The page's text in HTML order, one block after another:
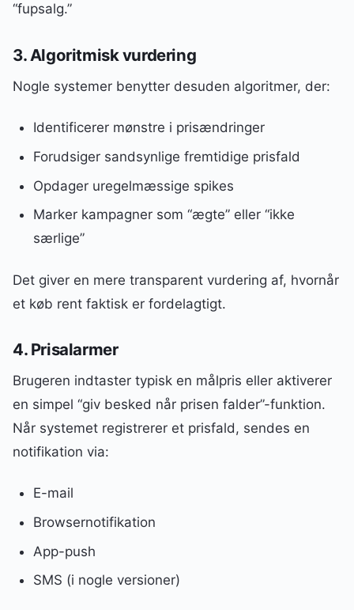
“fupsalg.”
3. Algoritmisk vurdering
Nogle systemer benytter desuden algoritmer, der:
Identificerer mønstre i prisændringer
Forudsiger sandsynlige fremtidige prisfald
Opdager uregelmæssige spikes
Marker kampagner som “ægte” eller “ikke
særlige”
Det giver en mere transparent vurdering af, hvornår
et køb rent faktisk er fordelagtigt.
4. Prisalarmer
Brugeren indtaster typisk en målpris eller aktiverer
en simpel “giv besked når prisen falder”-funktion.
Når systemet registrerer et prisfald, sendes en
notifikation via:
E-mail
Browsernotifikation
App-push
SMS (i nogle versioner)